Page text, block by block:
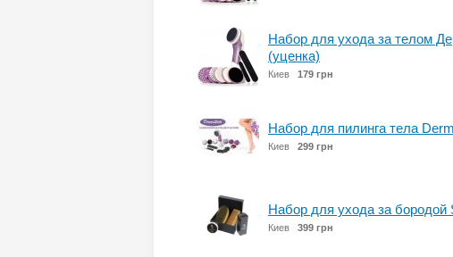
Набор для ухода за телом
(уценка)
Киев 179 грн
Набор для пилинга тела
Киев 299 грн
Набор для ухода за бородой
Киев 399 грн